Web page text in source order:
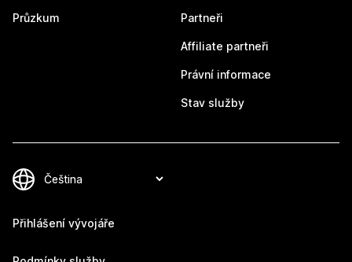
Průzkum Partneři
Affiliate partneři
Právní informace
Stav služby
Přihlášení vývojáře